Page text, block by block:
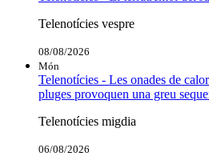
Telenotícies vespre
08/08/2026
Món
Telenotícies - Les onades de
pluges provoquen una greu
Telenotícies migdia
06/08/2026